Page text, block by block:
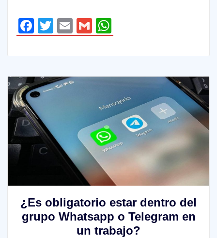
Facebook
Twitter
Email
GmailWhatsApp
¿Es obligatorio estar dentro del
grupo Whatsapp o Telegram en
un trabajo?